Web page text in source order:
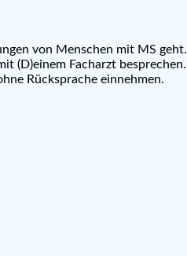
von Menschen mit MS geht.
(D)einem Facharzt besprechen.
Rücksprache einnehmen.